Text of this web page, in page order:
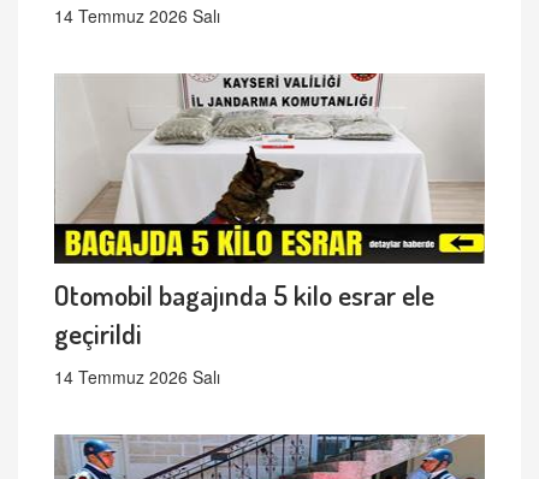
14 Temmuz 2026 Salı
Otomobil bagajında 5 kilo esrar ele
geçirildi
14 Temmuz 2026 Salı